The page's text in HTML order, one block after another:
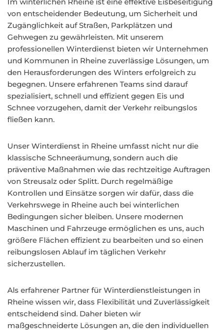
von entscheidender Bedeutung, um Sicherheit und
Zugänglichkeit auf Straßen, Parkplätzen und
Gehwegen zu gewährleisten. Mit unserem
professionellen Winterdienst bieten wir Unternehmen
und Kommunen in Rheine zuverlässige Lösungen, um
den Herausforderungen des Winters erfolgreich zu
begegnen. Unsere erfahrenen Teams sind darauf
spezialisiert, schnell und effizient gegen Eis und
Schnee vorzugehen, damit der Verkehr reibungslos
fließen kann.
Unser Winterdienst in Rheine umfasst nicht nur die
klassische Schneeräumung, sondern auch die
präventive Maßnahmen wie das rechtzeitige Auftragen
von Streusalz oder Splitt. Durch regelmäßige
Kontrollen und Einsätze sorgen wir dafür, dass die
Verkehrswege in Rheine auch bei winterlichen
Bedingungen sicher bleiben. Unsere modernen
Maschinen und Fahrzeuge ermöglichen es uns, auch
größere Flächen effizient zu bearbeiten und so einen
reibungslosen Ablauf im täglichen Verkehr
sicherzustellen.
Als erfahrener Partner für Winterdienstleistungen in
Rheine wissen wir, dass Flexibilität und Zuverlässigkeit
entscheidend sind. Daher bieten wir
maßgeschneiderte Lösungen an, die den individuellen